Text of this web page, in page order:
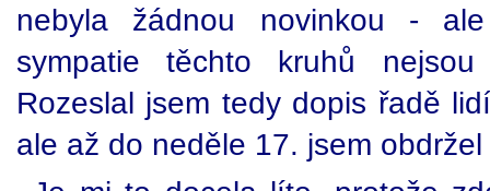
nebyla žádnou novinkou -
sympatie těchto kruhů nejsou
Rozeslal jsem tedy dopis řadě
ale až do neděle 17. jsem